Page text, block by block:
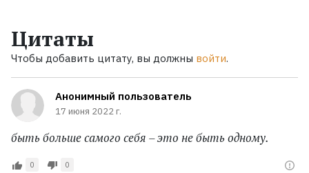
Цитаты
Чтобы добавить цитату, вы должны войти.
Анонимный пользователь
17 июня 2022 г.
быть больше самого себя – это не быть одному.
0 0